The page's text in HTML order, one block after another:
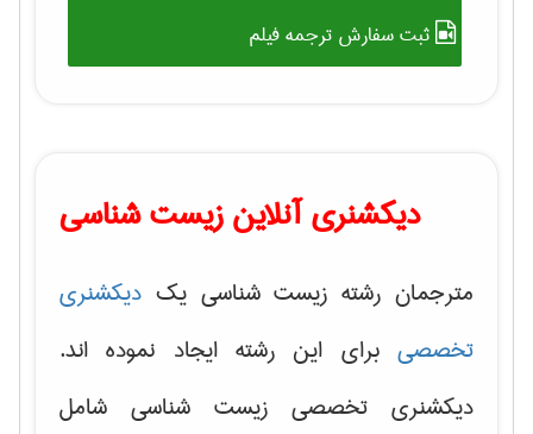
ثبت سفارش ترجمه فیلم
دیکشنری آنلاین زیست شناسی
مترجمان رشته زیست شناسی یک دیکشنری
تخصصی برای این رشته ایجاد نموده اند.
دیکشنری تخصصی زیست شناسی شامل